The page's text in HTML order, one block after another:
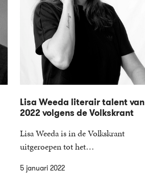
5 januari 2022
Lisa Weeda literair talent van
2022 volgens de Volkskrant
Lisa Weeda is in de Volkskrant
uitgeroepen tot het…